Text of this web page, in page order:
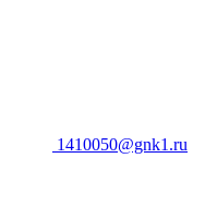
1410050@gnk1.ru